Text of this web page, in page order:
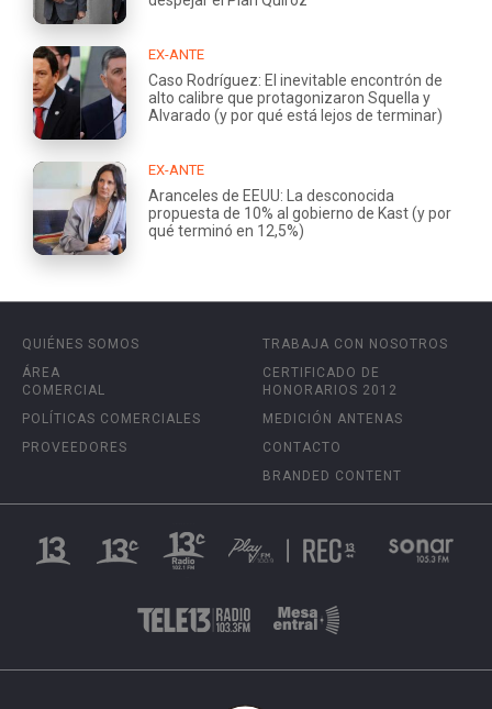
EX-ANTE
Caso Rodríguez: El inevitable encontrón de
alto calibre que protagonizaron Squella y
Alvarado (y por qué está lejos de terminar)
EX-ANTE
Aranceles de EEUU: La desconocida
propuesta de 10% al gobierno de Kast (y por
qué terminó en 12,5%)
QUIÉNES SOMOS
ÁREA
COMERCIAL
POLÍTICAS COMERCIALES
PROVEEDORES
TRABAJA CON NOSOTROS
CERTIFICADO DE
HONORARIOS 2012
MEDICIÓN ANTENAS
CONTACTO
BRANDED CONTENT